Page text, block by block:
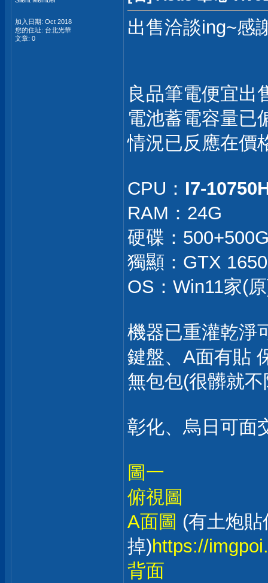
加入日期: Oct 2018
您的住址: 台北光華
文章: 0
出售洽談ing~感
良品筆電便宜出
電池蓄電容量已
情況已反應在價
CPU： I7-
RAM：24G
硬碟：
獨顯：GTX 1650
OS：Win11家(
機器已重灌乾淨
鍵盤、A面有貼
無包包(很髒就不
彰化、烏日可面
圖一
俯視圖
A面圖 (有土炮
掉)https://
背面